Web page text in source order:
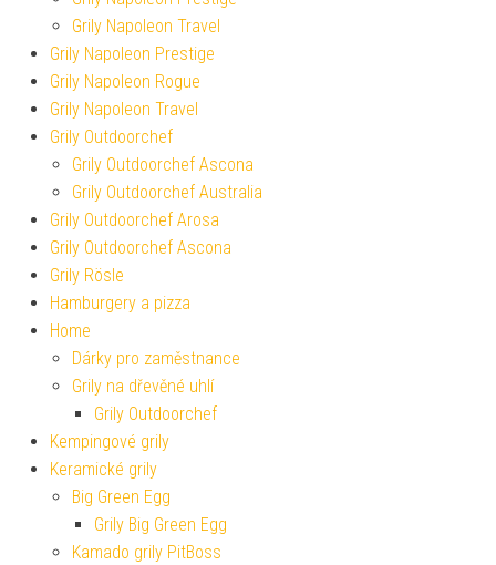
Grily Napoleon Travel
Grily Napoleon Prestige
Grily Napoleon Rogue
Grily Napoleon Travel
Grily Outdoorchef
Grily Outdoorchef Ascona
Grily Outdoorchef Australia
Grily Outdoorchef Arosa
Grily Outdoorchef Ascona
Grily Rösle
Hamburgery a pizza
Home
Dárky pro zaměstnance
Grily na dřevěné uhlí
Grily Outdoorchef
Kempingové grily
Keramické grily
Big Green Egg
Grily Big Green Egg
Kamado grily PitBoss